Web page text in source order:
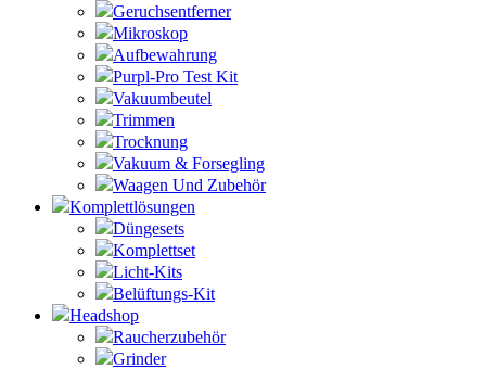
Geruchsentferner
Mikroskop
Aufbewahrung
Purpl-Pro Test Kit
Vakuumbeutel
Trimmen
Trocknung
Vakuum & Forsegling
Waagen Und Zubehör
Komplettlösungen
Düngesets
Komplettset
Licht-Kits
Belüftungs-Kit
Headshop
Raucherzubehör
Grinder